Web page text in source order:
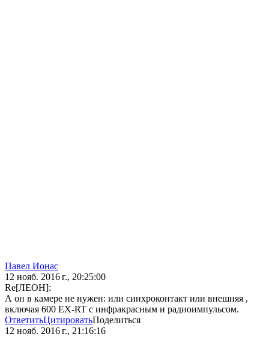
Павел Ионас
12 нояб. 2016 г., 20:25:00
Re[ЛЕОН]:
А он в камере не нужен: или синхроконтакт или внешняя ,
включая 600 ЕХ-RT с инфракрасным и радиоимпульсом.
ОтветитьЦитироватьПоделиться
12 нояб. 2016 г., 21:16:16